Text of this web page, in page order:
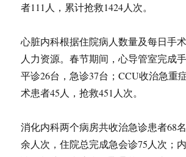
者111人，累计抢救1424人次。
心脏内科根据住院病人数量及每日手
人力资源。春节期间，心导管室完成
平诊26台，急诊37台；CCU收治急重
术患者45人，抢救451人次。
消化内科两个病房共收治急诊患者68
余人次，住院总完成急会诊75人次；